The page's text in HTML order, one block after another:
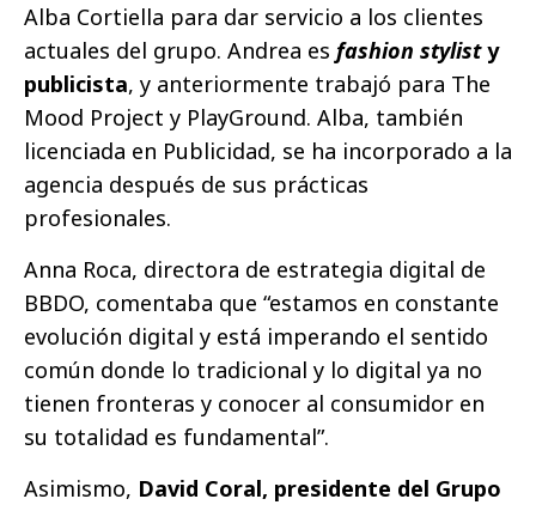
Alba Cortiella para dar servicio a los clientes
actuales del grupo. Andrea es fashion stylisty
publicista, y anteriormente trabajó para The
Mood Project y PlayGround. Alba, también
licenciada en Publicidad, se ha incorporado a la
agencia después de sus prácticas
profesionales.
Anna Roca, directora de estrategia digital de
BBDO, comentaba que “estamos en constante
evolución digital y está imperando el sentido
común donde lo tradicional y lo digital ya no
tienen fronteras y conocer al consumidor en
su totalidad es fundamental”.
Asimismo, David Coral, presidente del Grupo